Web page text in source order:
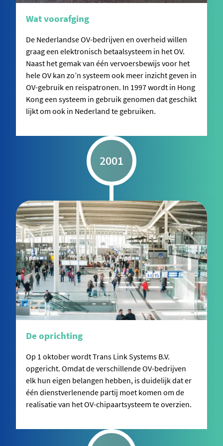
Wat voorafging
De Nederlandse OV-bedrijven en overheid willen
graag een elektronisch betaalsysteem in het OV.
Naast het gemak van één vervoersbewijs voor het
hele OV kan zo’n systeem ook meer inzicht geven in
OV-gebruik en reispatronen. In 1997 wordt in Hong
Kong een systeem in gebruik genomen dat geschikt
lijkt om ook in Nederland te gebruiken.
De oprichting
Op 1 oktober wordt Trans Link Systems B.V.
opgericht. Omdat de verschillende OV-bedrijven
elk hun eigen belangen hebben, is duidelijk dat er
één dienstverlenende partij moet komen om de
realisatie van het OV-chipaartsysteem te overzien.
2001